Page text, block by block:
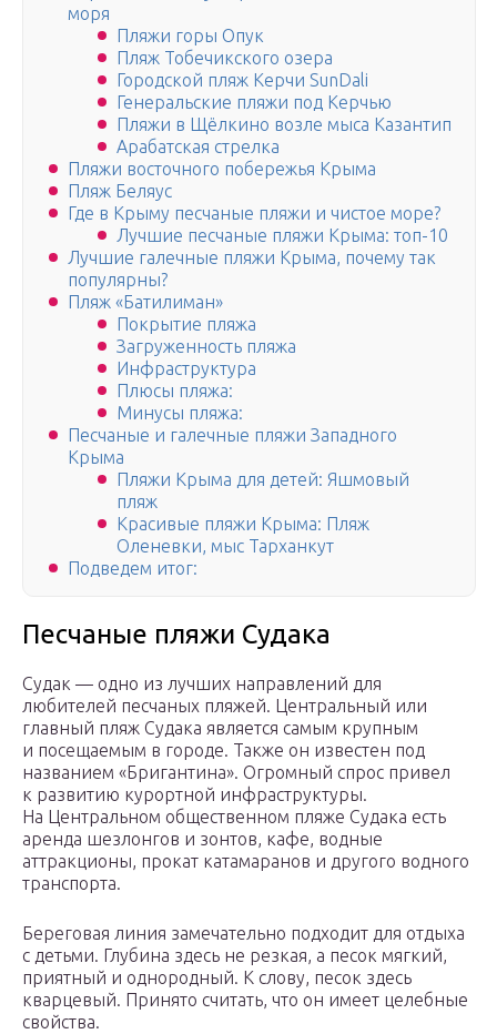
моря
Пляжи горы Опук
Пляж Тобечикского озера
Городской пляж Керчи SunDali
Генеральские пляжи под Керчью
Пляжи в Щёлкино возле мыса Казантип
Арабатская стрелка
Пляжи восточного побережья Крыма
Пляж Беляус
Где в Крыму песчаные пляжи и чистое море?
Лучшие песчаные пляжи Крыма: топ-10
Лучшие галечные пляжи Крыма, почему так
популярны?
Пляж «Батилиман»
Покрытие пляжа
Загруженность пляжа
Инфраструктура
Плюсы пляжа:
Минусы пляжа:
Песчаные и галечные пляжи Западного
Крыма
Пляжи Крыма для детей: Яшмовый
пляж
Красивые пляжи Крыма: Пляж
Оленевки, мыс Тарханкут
Подведем итог:
Песчаные пляжи Судака
Судак — одно из лучших направлений для
любителей песчаных пляжей. Центральный или
главный пляж Судака является самым крупным
и посещаемым в городе. Также он известен под
названием «Бригантина». Огромный спрос привел
к развитию курортной инфраструктуры.
На Центральном общественном пляже Судака есть
аренда шезлонгов и зонтов, кафе, водные
аттракционы, прокат катамаранов и другого водного
транспорта.
Береговая линия замечательно подходит для отдыха
с детьми. Глубина здесь не резкая, а песок мягкий,
приятный и однородный. К слову, песок здесь
кварцевый. Принято считать, что он имеет целебные
свойства.